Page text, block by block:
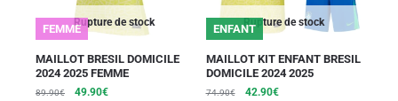
Rupture de stock
FEMME
MAILLOT BRESIL DOMICILE
2024 2025 FEMME
89.90€ 49.90€
Rupture de stock
ENFANT
MAILLOT KIT ENFANT BRESIL
DOMICILE 2024 2025
74.90€ 42.90€